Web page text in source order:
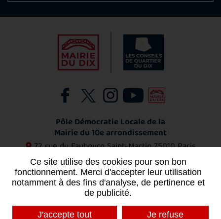
Pôle Démocratie Locale de la
Mairie du 10e arrondissement
72 rue du Faubourg Saint-Martin75010 Paris
01 53 72 11 53
Contact
Ce site utilise des cookies pour son bon
fonctionnement. Merci d'accepter leur utilisation
notamment à des fins d'analyse, de pertinence et
de publicité.
J'accepte tout Je refuse